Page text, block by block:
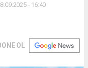
- 16:40
OL